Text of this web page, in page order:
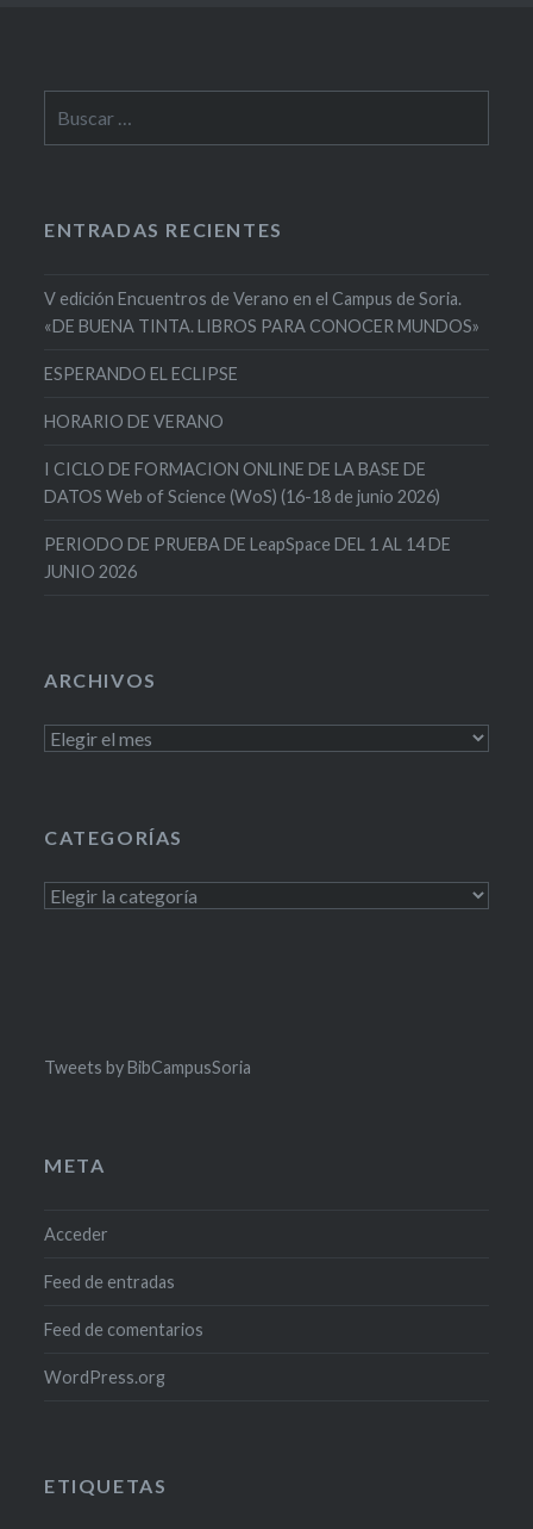
ENTRADAS RECIENTES
V edición Encuentros de Verano en el Campus de Soria.
«DE BUENA TINTA. LIBROS PARA CONOCER MUNDOS»
ESPERANDO EL ECLIPSE
HORARIO DE VERANO
I CICLO DE FORMACION ONLINE DE LA BASE DE
DATOS Web of Science (WoS) (16-18 de junio 2026)
PERIODO DE PRUEBA DE LeapSpace DEL 1 AL 14 DE
JUNIO 2026
ARCHIVOS
Archivos
CATEGORÍAS
Categorías
Tweets by BibCampusSoria
META
Acceder
Feed de entradas
Feed de comentarios
WordPress.org
ETIQUETAS